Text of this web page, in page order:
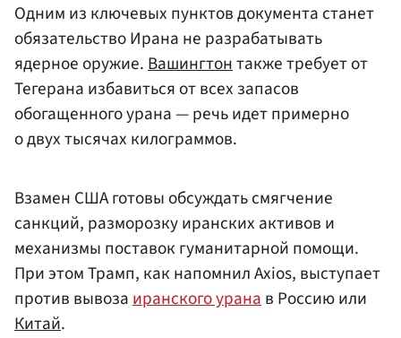
Одним из ключевых пунктов документа станет
обязательство Ирана не разрабатывать
ядерное оружие.Вашингтонтакже требует от
Тегерана избавиться от всех запасов
обогащенного урана — речь идет примерно
о двух тысячах килограммов.
Взамен США готовы обсуждать смягчение
санкций, разморозку иранских активов и
механизмы поставок гуманитарной помощи.
При этом Трамп, как напомнил Axios, выступает
против вывозаиранского уранав Россию или
Китай.